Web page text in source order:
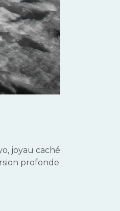
joyau caché
profonde